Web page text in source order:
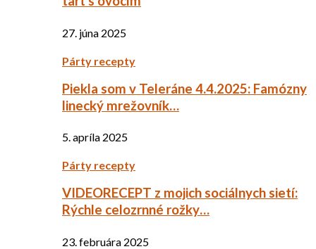
27. júna 2025
Párty recepty
Piekla som v Teleráne 4.4.2025: Famózny
linecký mrežovník…
5. apríla 2025
Párty recepty
VIDEORECEPT z mojich sociálnych sietí:
Rýchle celozrnné rožky…
23. februára 2025